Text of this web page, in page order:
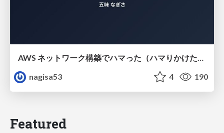
AWS ネットワーク構築でハマった（ハマりかけた） 5選とそこから得た教訓
nagisa53
4 190
Featured